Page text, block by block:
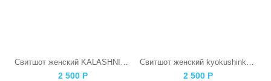
2 500 Р 2 500 Р